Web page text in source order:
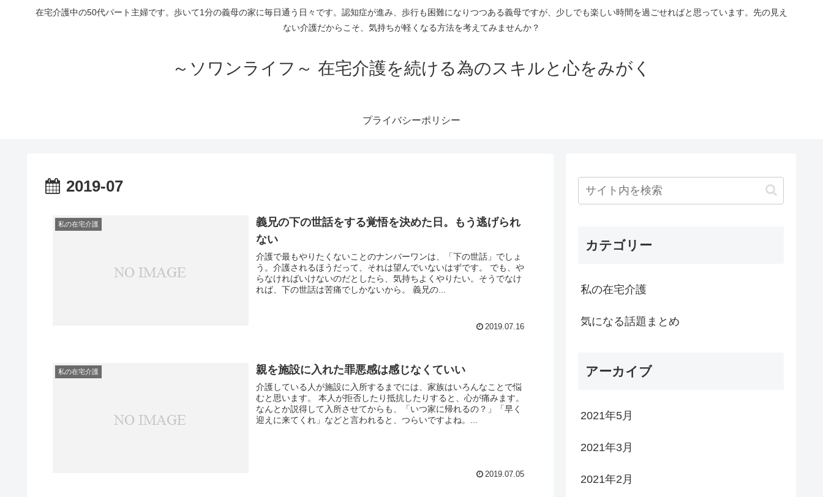
在宅介護中の50代パート主婦です。歩いて1分の義母の家に毎日通う日々です。認知症が進み、歩行も困難になりつつある義母ですが、少しでも楽しい時間を過ごせればと思っています。先の見え
ない介護だからこそ、気持ちが軽くなる方法を考えてみませんか？
～ソワンライフ～ 在宅介護を続ける為のスキルと心をみがく
プライバシーポリシー
2019-07
私の在宅介護
義兄の下の世話をする覚悟を決めた日。もう逃げられ
ない
介護で最もやりたくないことのナンバーワンは、「下の世話」でしょ
う。介護されるほうだって、それは望んでいないはずです。 でも、や
らなければいけないのだとしたら、気持ちよくやりたい。そうでなけ
れば、下の世話は苦痛でしかないから。 義兄の...
2019.07.16
私の在宅介護 親を施設に入れた罪悪感は感じなくていい
介護している人が施設に入所するまでには、家族はいろんなことで悩
むと思います。 本人が拒否したり抵抗したりすると、心が痛みます。
なんとか説得して入所させてからも、「いつ家に帰れるの？」「早く
迎えに来てくれ」などと言われると、つらいですよね。...
2019.07.05
カテゴリー
私の在宅介護
気になる話題まとめ
アーカイブ
2021年5月
2021年3月
2021年2月